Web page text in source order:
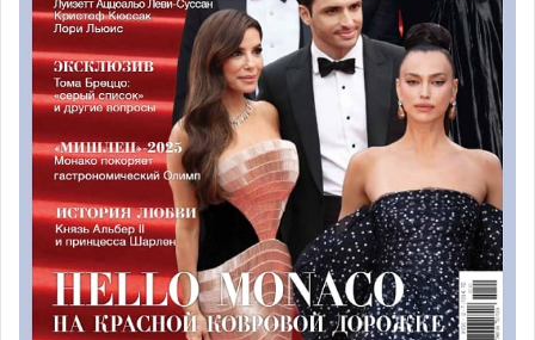
наследия, общественное мнение относительно
проектов модернизации пока неясно.
Урбанизация, в свою очередь, может принести свои
выгоды. Совет проголосовал за новый городской парк .
Планируется организация крытых садов с
субтропической растительностью, устойчивой к малому
количеству солнечного света. Эти сады расширят уже
существующие зелёные зоны.
За планы по модернизации района проголосовали